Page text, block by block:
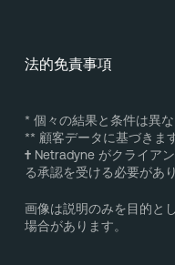
法的免責事項
* 個々の結果と条件は異な
** 顧客データに基づきます
†Netradyne がクライア
る承認を受ける必要があ
画像は説明のみを目的と
場合があります。